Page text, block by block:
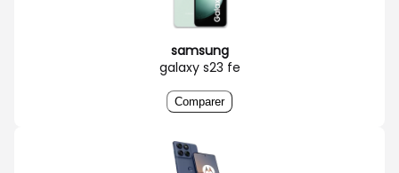
samsung
galaxy s23 fe
Comparer